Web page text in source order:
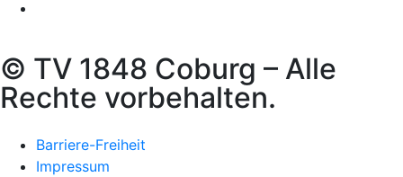
© TV 1848 Coburg – Alle
Rechte vorbehalten.
Barriere-Freiheit
Impressum